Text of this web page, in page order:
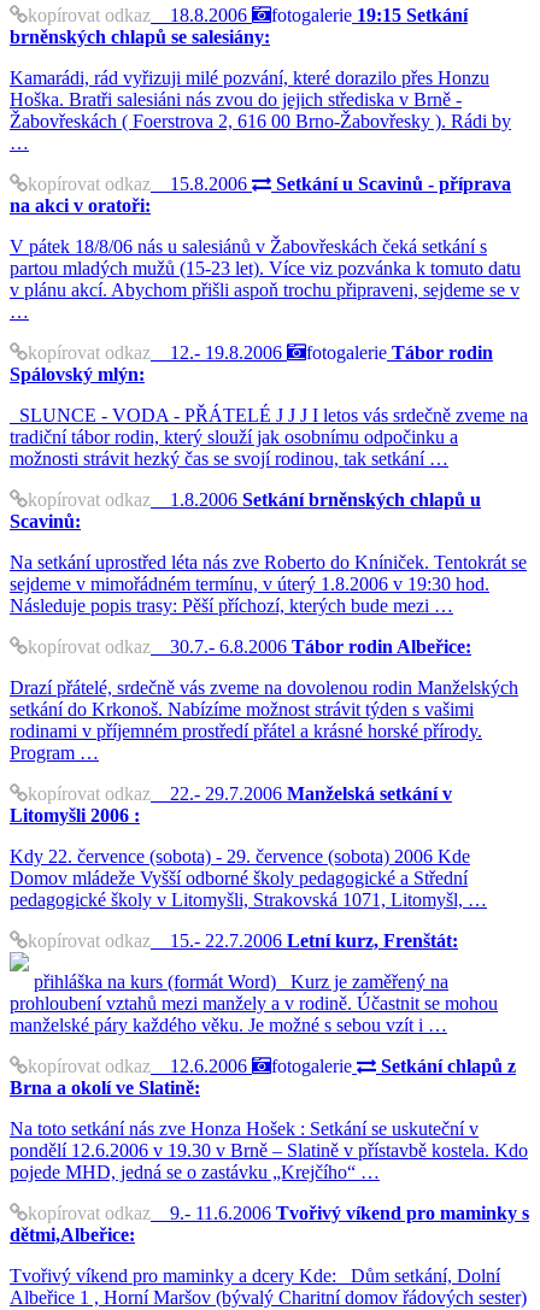
kopírovat odkaz 18.8.2006 fotogalerie 19:15 Setkání
brněnských chlapů se salesiány:
Kamarádi, rád vyřizuji milé pozvání, které dorazilo přes Honzu
Hoška. Bratři salesiáni nás zvou do jejich střediska v Brně -
Žabovřeskách ( Foerstrova 2, 616 00 Brno-Žabovřesky ). Rádi by
…
kopírovat odkaz 15.8.2006
Setkání u Scavinů - příprava
na akci v oratoři:
V pátek 18/8/06 nás u salesiánů v Žabovřeskách čeká setkání s
partou mladých mužů (15-23 let). Více viz pozvánka k tomuto datu
v plánu akcí. Abychom přišli aspoň trochu připraveni, sejdeme se v
…
kopírovat odkaz 12.- 19.8.2006 fotogalerie Tábor rodin
Spálovský mlýn:
SLUNCE - VODA - PŘÁTELÉ J J J I letos vás srdečně zveme na
tradiční tábor rodin, který slouží jak osobnímu odpočinku a
možnosti strávit hezký čas se svojí rodinou, tak setkání …
kopírovat odkaz 1.8.2006 Setkání brněnských chlapů u
Scavinů:
Na setkání uprostřed léta nás zve Roberto do Kníniček. Tentokrát se
sejdeme v mimořádném termínu, v úterý 1.8.2006 v 19:30 hod.
Následuje popis trasy: Pěší příchozí, kterých bude mezi …
kopírovat odkaz 30.7.- 6.8.2006 Tábor rodin Albeřice:
Drazí přátelé, srdečně vás zveme na dovolenou rodin Manželských
setkání do Krkonoš. Nabízíme možnost strávit týden s vašimi
rodinami v příjemném prostředí přátel a krásné horské přírody.
Program …
kopírovat odkaz 22.- 29.7.2006 Manželská setkání v
Litomyšli 2006 :
Kdy 22. července (sobota) - 29. července (sobota) 2006 Kde
Domov mládeže Vyšší odborné školy pedagogické a Střední
pedagogické školy v Litomyšli, Strakovská 1071, Litomyšl, …
kopírovat odkaz 15.- 22.7.2006 Letní kurz, Frenštát:
přihláška na kurs (formát Word) Kurz je zaměřený na
prohloubení vztahů mezi manžely a v rodině. Účastnit se mohou
manželské páry každého věku. Je možné s sebou vzít i …
kopírovat odkaz 12.6.2006 fotogalerie
Setkání chlapů z
Brna a okolí ve Slatině:
Na toto setkání nás zve Honza Hošek : Setkání se uskuteční v
pondělí 12.6.2006 v 19.30 v Brně – Slatině v přístavbě kostela. Kdo
pojede MHD, jedná se o zastávku „Krejčího“ …
kopírovat odkaz 9.- 11.6.2006 Tvořivý víkend pro maminky s
dětmi,Albeřice:
Tvořivý víkend pro maminky a dcery Kde: Dům setkání, Dolní
Albeřice 1 , Horní Maršov (bývalý Charitní domov řádových sester)